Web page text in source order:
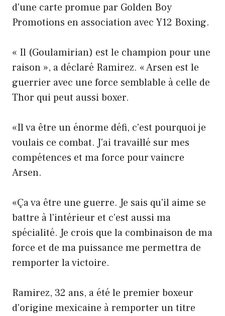
d'une carte promue par Golden Boy
Promotions en association avec Y12 Boxing.
« Il (Goulamirian) est le champion pour une
raison », a déclaré Ramirez. « Arsen est le
guerrier avec une force semblable à celle de
Thor qui peut aussi boxer.
«Il va être un énorme défi, c'est pourquoi je
voulais ce combat. J'ai travaillé sur mes
compétences et ma force pour vaincre
Arsen.
«Ça va être une guerre. Je sais qu'il aime se
battre à l'intérieur et c'est aussi ma
spécialité. Je crois que la combinaison de ma
force et de ma puissance me permettra de
remporter la victoire.
Ramirez, 32 ans, a été le premier boxeur
d'origine mexicaine à remporter un titre